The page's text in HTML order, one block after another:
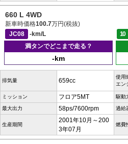
660 L 4WD
新車時価格100.7万円(税抜)
JC08
-km/L 10
満タンでどこまで走る？
-km
排気量 659cc
使用
エン
ミッション フロア5MT 駆動
最大出力 58ps/7600rpm 過給
生産期間
2001年10月～200
3年07月
燃費